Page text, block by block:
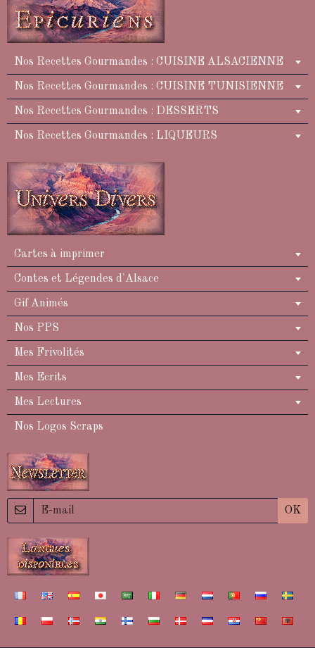
Nos Recettes Gourmandes : CUISINE ALSACIENNE
Nos Recettes Gourmandes : CUISINE TUNISIENNE
Nos Recettes Gourmandes : DESSERTS
Nos Recettes Gourmandes : LIQUEURS
Cartes à imprimer
Contes et Légendes d'Alsace
Gif Animés
Nos PPS
Mes Frivolités
Mes Ecrits
Mes Lectures
Nos Logos Scraps
OK